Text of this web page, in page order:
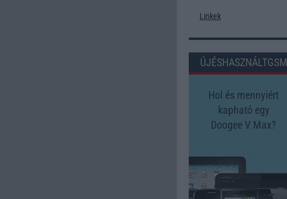
Linkek
ÚJÉSHASZNÁLTGSM
Hol és mennyiért
kapható egy
Doogee V Max?